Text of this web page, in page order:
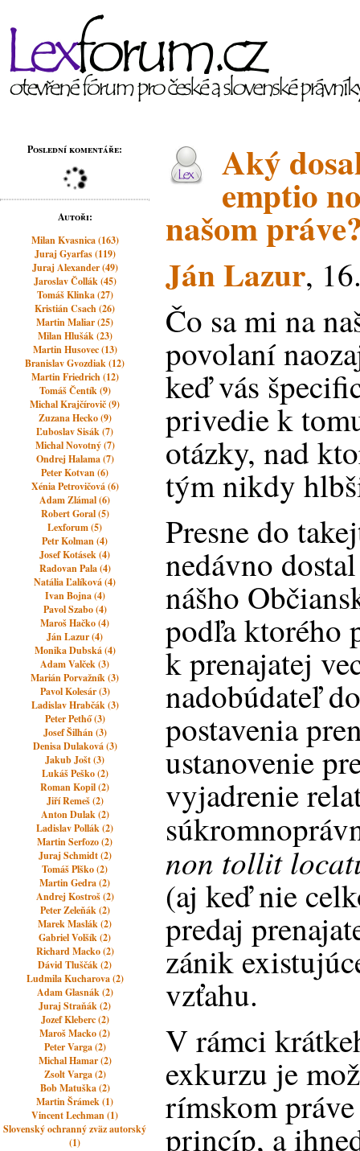
Poslední komentáře:
Autoři:
Milan Kvasnica (163)
Juraj Gyarfas (119)
Juraj Alexander (49)
Jaroslav Čollák (45)
Tomáš Klinka (27)
Kristián Csach (26)
Martin Maliar (25)
Milan Hlušák (23)
Martin Husovec (13)
Branislav Gvozdiak (12)
Martin Friedrich (12)
Tomáš Čentík (9)
Michal Krajčírovič (9)
Zuzana Hecko (9)
Ľuboslav Sisák (7)
Michal Novotný (7)
Ondrej Halama (7)
Peter Kotvan (6)
Xénia Petrovičová (6)
Adam Zlámal (6)
Robert Goral (5)
Lexforum (5)
Petr Kolman (4)
Josef Kotásek (4)
Radovan Pala (4)
Natália Ľalíková (4)
Ivan Bojna (4)
Pavol Szabo (4)
Maroš Hačko (4)
Ján Lazur (4)
Monika Dubská (4)
Adam Valček (3)
Marián Porvažník (3)
Pavol Kolesár (3)
Ladislav Hrabčák (3)
Peter Pethő (3)
Josef Šilhán (3)
Denisa Dulaková (3)
Jakub Jošt (3)
Lukáš Peško (2)
Roman Kopil (2)
Jiří Remeš (2)
Anton Dulak (2)
Ladislav Pollák (2)
Martin Serfozo (2)
Juraj Schmidt (2)
Tomáš Plško (2)
Martin Gedra (2)
Andrej Kostroš (2)
Peter Zeleňák (2)
Marek Maslák (2)
Gabriel Volšík (2)
Richard Macko (2)
Dávid Tluščák (2)
Ludmila Kucharova (2)
Adam Glasnák (2)
Juraj Straňák (2)
Jozef Kleberc (2)
Maroš Macko (2)
Peter Varga (2)
Michal Hamar (2)
Zsolt Varga (2)
Bob Matuška (2)
Martin Šrámek (1)
Vincent Lechman (1)
Slovenský ochranný zväz autorský
(1)
Aký
emptio
našom
Ján Lazur,
Čo sa mi na
povolaní
keď vás
privedie k
otázky, nad
tým nikdy
Presne do
nedávno
nášho
podľa ktorého
k prenajatej
nadobúdateľ
postavenia
ustanovenie
vyjadrenie
non tollit
(aj keď nie
predaj
zánik
vzťahu.
V rámci
exkurzu je
rímskom
princíp, a